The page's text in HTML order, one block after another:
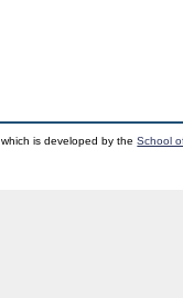
which is developed by theSchool